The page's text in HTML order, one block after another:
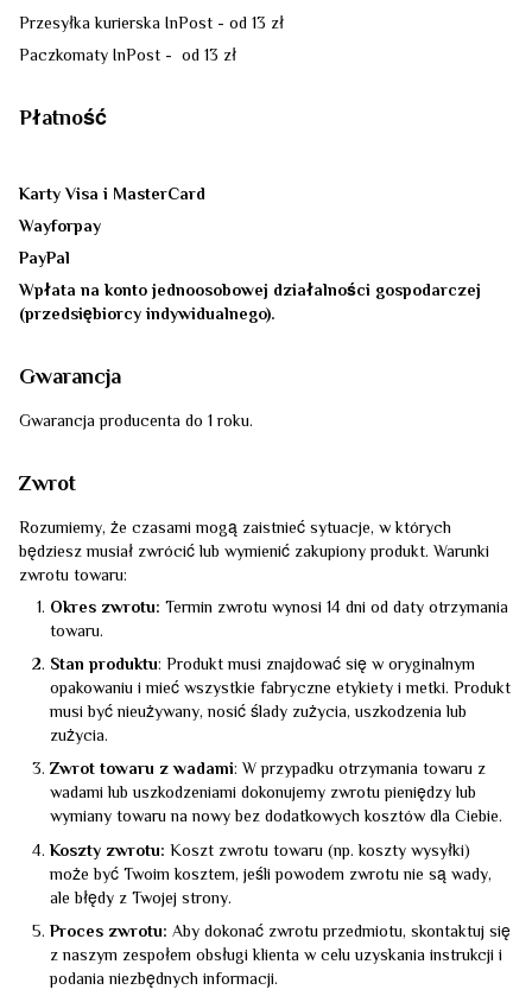
Przesyłka kurierska InPost - od 13 zł
Paczkomaty InPost - od 13 zł
Płatność
Karty Visa i MasterCard
Wayforpay
PayPal
Wpłata na konto jednoosobowej działalności gospodarczej
(przedsiębiorcy indywidualnego).
Gwarancja
Gwarancja producenta do 1 roku.
Zwrot
Rozumiemy, że czasami mogą zaistnieć sytuacje, w których
będziesz musiał zwrócić lub wymienić zakupiony produkt. Warunki
zwrotu towaru:
Okres zwrotu: Termin zwrotu wynosi 14 dni od daty otrzymania
towaru.
Stan produktu: Produkt musi znajdować się w oryginalnym
opakowaniu i mieć wszystkie fabryczne etykiety i metki. Produkt
musi być nieużywany, nosić ślady zużycia, uszkodzenia lub
zużycia.
Zwrot towaru z wadami: W przypadku otrzymania towaru z
wadami lub uszkodzeniami dokonujemy zwrotu pieniędzy lub
wymiany towaru na nowy bez dodatkowych kosztów dla Ciebie.
Koszty zwrotu: Koszt zwrotu towaru (np. koszty wysyłki)
może być Twoim kosztem, jeśli powodem zwrotu nie są wady,
ale błędy z Twojej strony.
Proces zwrotu: Aby dokonać zwrotu przedmiotu, skontaktuj się
z naszym zespołem obsługi klienta w celu uzyskania instrukcji i
podania niezbędnych informacji.